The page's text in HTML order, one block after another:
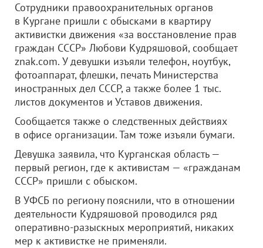
Сотрудники правоохранительных органов
в Кургане пришли с обысками в квартиру
активистки движения «за восстановление прав
граждан СССР» Любови Кудряшовой, сообщает
znak.com. У девушки изъяли телефон, ноутбук,
фотоаппарат, флешки, печать Министерства
иностранных дел СССР, а также более 1 тыс.
листов документов и Уставов движения.
Сообщается также о следственных действиях
в офисе организации. Там тоже изъяли бумаги.
Девушка заявила, что Курганская область —
первый регион, где к активистам — «гражданам
СССР» пришли с обыском.
В УФСБ по региону пояснили, что в отношении
деятельности Кудряшовой проводился ряд
оперативно-разыскных мероприятий, никаких
мер к активистке не применяли.